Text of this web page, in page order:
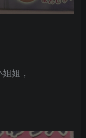
姐，